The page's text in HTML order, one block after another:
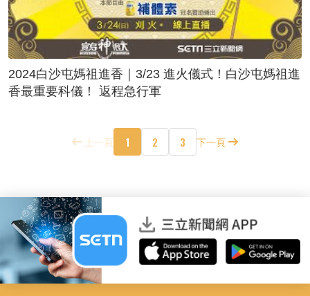
2024白沙屯媽祖進香｜3/23 進火儀式！白沙屯媽祖進
香最重要科儀！ 返程急行軍
上一頁 1 2 3 下一頁